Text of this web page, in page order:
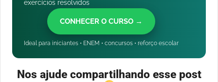
exercícios resolvidos
CONHECER O CURSO →
Ideal para iniciantes • ENEM • concursos • reforço escolar
Nos ajude compartilhando esse post